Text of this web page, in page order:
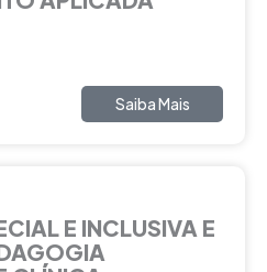
Saiba Mais
E INCLUSIVA E